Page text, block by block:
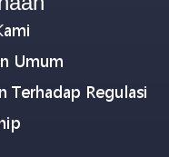
Umum
Terhadap Regulasi